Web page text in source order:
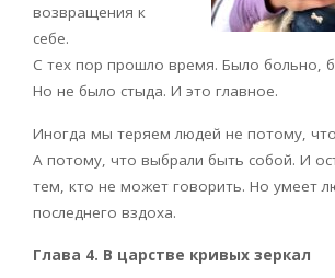
возвращения к
себе.
С тех пор прошло время. Было больно,
Но не было стыда. И это главное.
Иногда мы теряем людей не потому,
А потому, что выбрали быть собой. И
тем, кто не может говорить. Но умеет
последнего вздоха.
Глава 4. В царстве кривых зеркал